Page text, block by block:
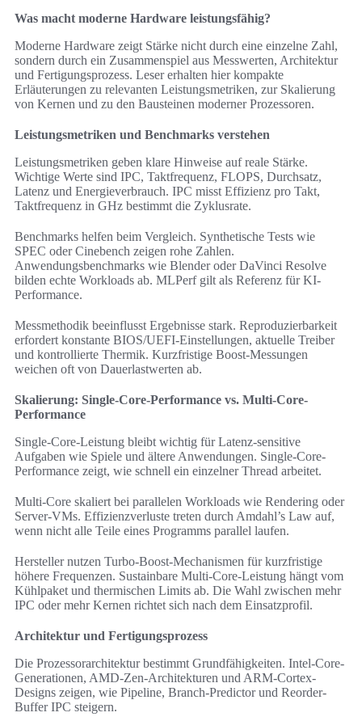
Was macht moderne Hardware leistungsfähig?
Moderne Hardware zeigt Stärke nicht durch eine einzelne Zahl,
sondern durch ein Zusammenspiel aus Messwerten, Architektur
und Fertigungsprozess. Leser erhalten hier kompakte
Erläuterungen zu relevanten Leistungsmetriken, zur Skalierung
von Kernen und zu den Bausteinen moderner Prozessoren.
Leistungsmetriken und Benchmarks verstehen
Leistungsmetriken geben klare Hinweise auf reale Stärke.
Wichtige Werte sind IPC, Taktfrequenz, FLOPS, Durchsatz,
Latenz und Energieverbrauch. IPC misst Effizienz pro Takt,
Taktfrequenz in GHz bestimmt die Zyklusrate.
Benchmarks helfen beim Vergleich. Synthetische Tests wie
SPEC oder Cinebench zeigen rohe Zahlen.
Anwendungsbenchmarks wie Blender oder DaVinci Resolve
bilden echte Workloads ab. MLPerf gilt als Referenz für KI-
Performance.
Messmethodik beeinflusst Ergebnisse stark. Reproduzierbarkeit
erfordert konstante BIOS/UEFI-Einstellungen, aktuelle Treiber
und kontrollierte Thermik. Kurzfristige Boost-Messungen
weichen oft von Dauerlastwerten ab.
Skalierung: Single-Core-Performance vs. Multi-Core-
Performance
Single-Core-Leistung bleibt wichtig für Latenz-sensitive
Aufgaben wie Spiele und ältere Anwendungen. Single-Core-
Performance zeigt, wie schnell ein einzelner Thread arbeitet.
Multi-Core skaliert bei parallelen Workloads wie Rendering oder
Server-VMs. Effizienzverluste treten durch Amdahl’s Law auf,
wenn nicht alle Teile eines Programms parallel laufen.
Hersteller nutzen Turbo-Boost-Mechanismen für kurzfristige
höhere Frequenzen. Sustainbare Multi-Core-Leistung hängt vom
Kühlpaket und thermischen Limits ab. Die Wahl zwischen mehr
IPC oder mehr Kernen richtet sich nach dem Einsatzprofil.
Architektur und Fertigungsprozess
Die Prozessorarchitektur bestimmt Grundfähigkeiten. Intel-Core-
Generationen, AMD-Zen-Architekturen und ARM-Cortex-
Designs zeigen, wie Pipeline, Branch-Predictor und Reorder-
Buffer IPC steigern.